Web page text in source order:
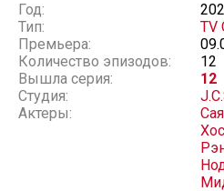
Год:
Тип:
TV
Премьера:
Количество эпизодов:
12
Вышла серия:
12
Студия:
Актеры: